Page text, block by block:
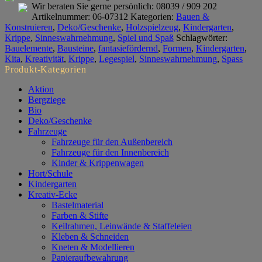
MengeWir beraten Sie gerne persönlich: 08039 / 909 202
Artikelnummer: 06-07312 Kategorien: Bauen &
Konstruieren, Deko/Geschenke, Holzspielzeug, Kindergarten,
Krippe, Sinneswahrnehmung, Spiel und Spaß Schlagwörter:
Bauelemente, Bausteine, fantasiefördernd, Formen, Kindergarten,
Kita, Kreativität, Krippe, Legespiel, Sinneswahrnehmung, Spass
Produkt-Kategorien
Aktion
Bergziege
Bio
Deko/Geschenke
Fahrzeuge
Fahrzeuge für den Außenbereich
Fahrzeuge für den Innenbereich
Kinder & Krippenwagen
Hort/Schule
Kindergarten
Kreativ-Ecke
Bastelmaterial
Farben & Stifte
Keilrahmen, Leinwände & Staffeleien
Kleben & Schneiden
Kneten & Modellieren
Papieraufbewahrung